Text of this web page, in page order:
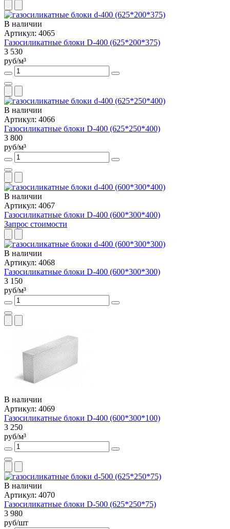
В наличии
Артикул: 4065
Газосиликатные блоки D-400 (625*200*375)
3 530
руб/м³
В наличии
Артикул: 4066
Газосиликатные блоки D-400 (625*250*400)
3 800
руб/м³
В наличии
Артикул: 4067
Газосиликатные блоки D-400 (600*300*400)
Запрос стоимости
В наличии
Артикул: 4068
Газосиликатные блоки D-400 (600*300*300)
3 150
руб/м³
В наличии
Артикул: 4069
Газосиликатные блоки D-400 (600*300*100)
3 250
руб/м³
В наличии
Артикул: 4070
Газосиликатные блоки D-500 (625*250*75)
3 980
руб/шт